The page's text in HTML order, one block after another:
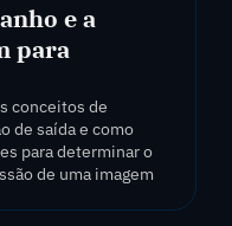
e a
para
conceitos de
de saída e como
para determinar o
de uma imagem